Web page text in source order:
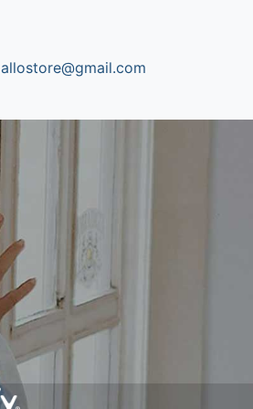
allostore@gmail.com